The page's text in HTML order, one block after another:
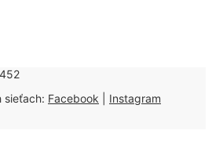
sieťach: Facebook
Instagram